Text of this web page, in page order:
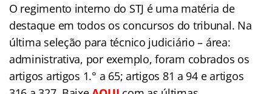
O regimento interno do STJ é uma matéria de
destaque em todos os concursos do tribunal. Na
última seleção para técnico judiciário – área:
administrativa, por exemplo, foram cobrados os
artigos artigos 1.° a 65; artigos 81 a 94 e artigos